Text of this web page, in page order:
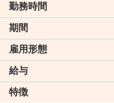
勤務時間
期間
雇用形態
給与
特徴